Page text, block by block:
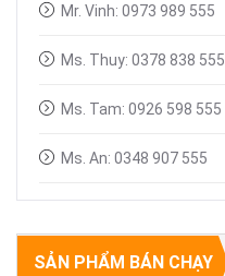
Mr. Vinh: 0973 989 555
Ms. Thuy: 0378 838 555
Ms. Tam: 0926 598 555
Ms. An: 0348 907 555
SẢN PHẨM BÁN CHẠY